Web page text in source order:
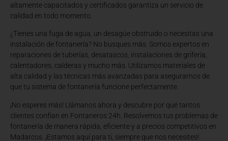
altamente capacitados y certificados garantiza un servicio de
calidad en todo momento.
¿Tienes una fuga de agua, un desagüe obstruido o necesitas una
instalación de fontanería? No busques más. Somos expertos en
reparaciones de tuberías, desatascos, instalaciones de grifería,
calentadores, calderas y mucho más. Utilizamos materiales de
alta calidad y las técnicas más avanzadas para asegurarnos de
que tu sistema de fontanería funcione perfectamente.
¡No esperes más! Llámanos ahora y descubre por qué tantos
clientes confían en Fontaneros 24h. Resolvemos tus problemas de
fontanería de manera rápida, eficiente y a precios competitivos en
Madarcos. ¡Estamos aquí para ti, siempre que nos necesites!